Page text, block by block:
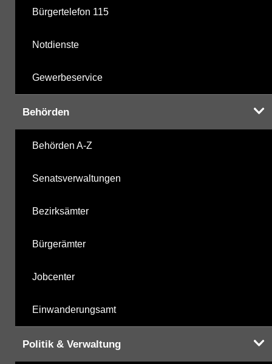
Bürgertelefon 115
Notdienste
Gewerbeservice
Behörden
Behörden A-Z
Senatsverwaltungen
Bezirksämter
Bürgerämter
Jobcenter
Einwanderungsamt
Politik & Verwaltung